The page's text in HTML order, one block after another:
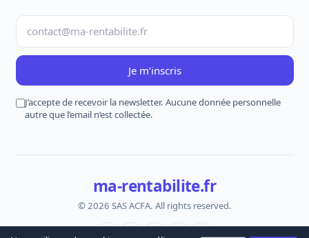
Je m’inscris
J’accepte de recevoir la newsletter. Aucune donnée personnelle
autre que l’email n’est collectée.
ma-rentabilite.fr
© 2026 SAS ACFA. All rights reserved.